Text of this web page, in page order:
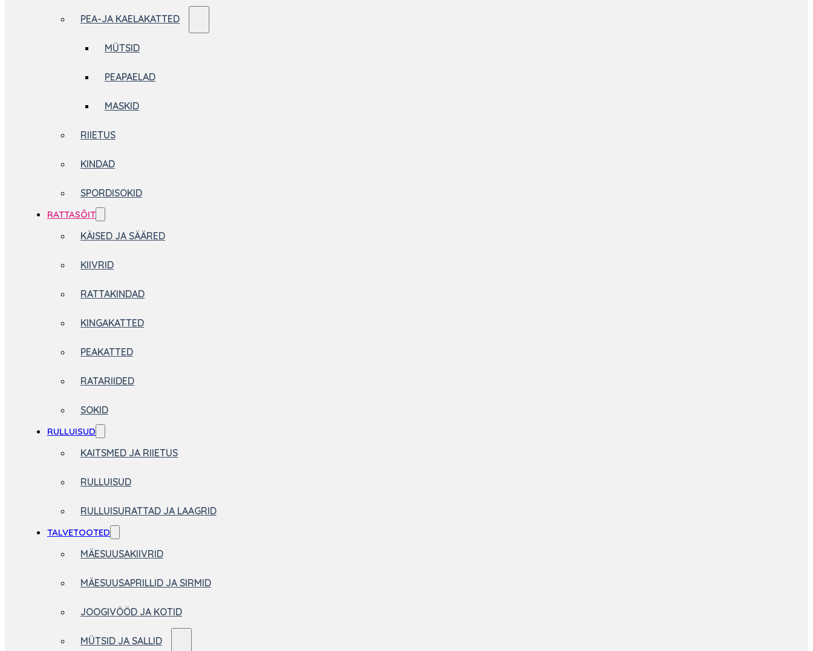
PEA-JA KAELAKATTED
MÜTSID
PEAPAELAD
MASKID
RIIETUS
KINDAD
SPORDISOKID
RATTASÕIT
KÄISED JA SÄÄRED
KIIVRID
RATTAKINDAD
KINGAKATTED
PEAKATTED
RATARIIDED
SOKID
RULLUISUD
KAITSMED JA RIIETUS
RULLUISUD
RULLUISURATTAD JA LAAGRID
TALVETOOTED
MÄESUUSAKIIVRID
MÄESUUSAPRILLID JA SIRMID
JOOGIVÖÖD JA KOTID
MÜTSID JA SALLID